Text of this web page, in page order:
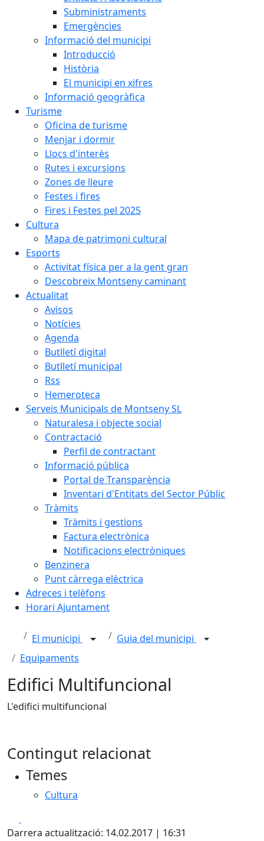
Subministraments
Emergències
Informació del municipi
Introducció
Història
El municipi en xifres
Informació geogràfica
Turisme
Oficina de turisme
Menjar i dormir
Llocs d'interès
Rutes i excursions
Zones de lleure
Festes i fires
Fires i Festes pel 2025
Cultura
Mapa de patrimoni cultural
Esports
Activitat física per a la gent gran
Descobreix Montseny caminant
Actualitat
Avisos
Notícies
Agenda
Butlletí digital
Butlletí municipal
Rss
Hemeroteca
Serveis Municipals de Montseny SL
Naturalesa i objecte social
Contractació
Perfil de contractant
Informació pública
Portal de Transparència
Inventari d'Entitats del Sector Públic
Tràmits
Tràmits i gestions
Factura electrònica
Notificacions electròniques
Benzinera
Punt càrrega elèctrica
Adreces i telèfons
Horari Ajuntament
El municipi
Guia del municipi
Equipaments
Edifici Multifuncional
L'edifici multifuncional
Contingut relacionat
Temes
Cultura
Darrera actualització: 14.02.2017 | 16:31